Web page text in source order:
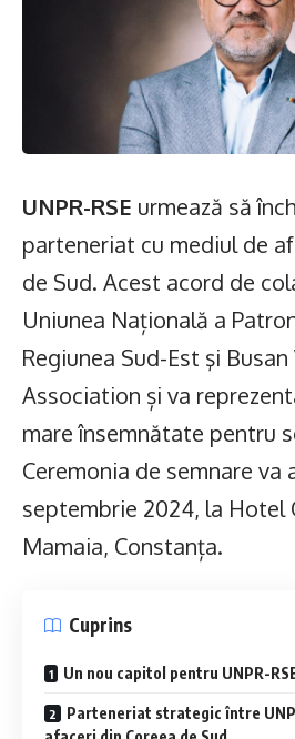
UNPR-RSE urmează să
parteneriat cu mediul de
de Sud. Acest acord de
Uniunea Națională a
Regiunea Sud-Est şi
Association și va
mare însemnătate pentru
Ceremonia de semnare va
septembrie 2024, la Hotel
Mamaia, Constanța.
Cuprins
Un nou capitol pentru UNPR-
Parteneriat strategic între